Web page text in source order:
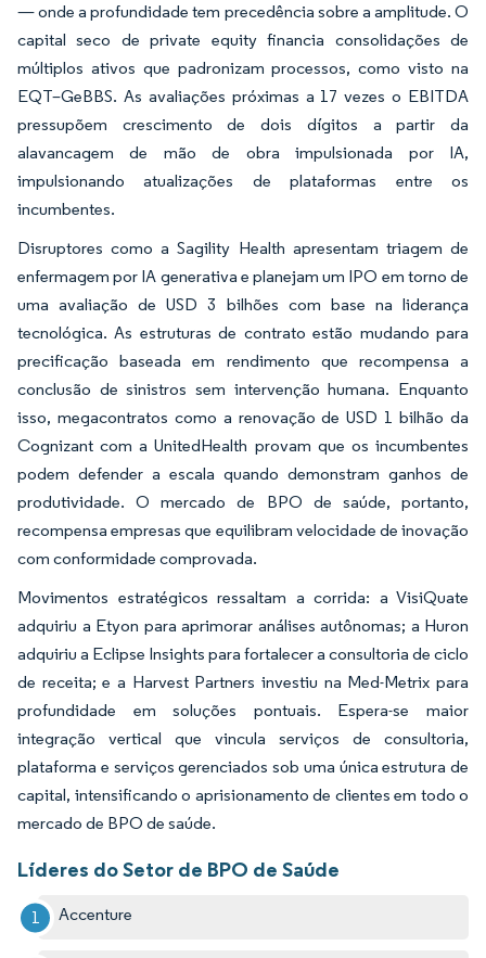
— onde a profundidade tem precedência sobre a amplitude. O
capital seco de private equity financia consolidações de
múltiplos ativos que padronizam processos, como visto na
EQT–GeBBS. As avaliações próximas a 17 vezes o EBITDA
pressupõem crescimento de dois dígitos a partir da
alavancagem de mão de obra impulsionada por IA,
impulsionando atualizações de plataformas entre os
incumbentes.
Disruptores como a Sagility Health apresentam triagem de
enfermagem por IA generativa e planejam um IPO em torno de
uma avaliação de USD 3 bilhões com base na liderança
tecnológica. As estruturas de contrato estão mudando para
precificação baseada em rendimento que recompensa a
conclusão de sinistros sem intervenção humana. Enquanto
isso, megacontratos como a renovação de USD 1 bilhão da
Cognizant com a UnitedHealth provam que os incumbentes
podem defender a escala quando demonstram ganhos de
produtividade. O mercado de BPO de saúde, portanto,
recompensa empresas que equilibram velocidade de inovação
com conformidade comprovada.
Movimentos estratégicos ressaltam a corrida: a VisiQuate
adquiriu a Etyon para aprimorar análises autônomas; a Huron
adquiriu a Eclipse Insights para fortalecer a consultoria de ciclo
de receita; e a Harvest Partners investiu na Med-Metrix para
profundidade em soluções pontuais. Espera-se maior
integração vertical que vincula serviços de consultoria,
plataforma e serviços gerenciados sob uma única estrutura de
capital, intensificando o aprisionamento de clientes em todo o
mercado de BPO de saúde.
Líderes do Setor de BPO de Saúde
Accenture